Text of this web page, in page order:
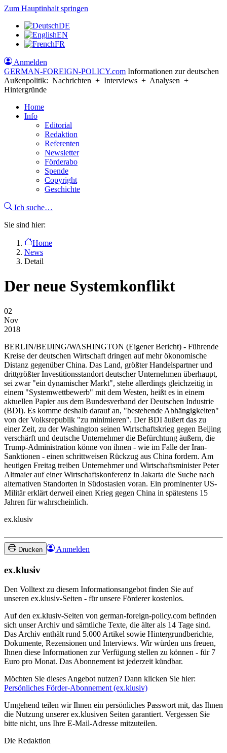
Zum Hauptinhalt springen
DE
EN
FR
Anmelden
GERMAN-FOREIGN-POLICY.com Informationen zur deutschen
Außenpolitik: Nachrichten + Interviews + Analysen +
Hintergründe
Home
Info
Editorial
Redaktion
Referenten
Newsletter
Förderabo
Spende
Copyright
Geschichte
Ich suche…
Sie sind hier:
Home
News
Detail
Der neue Systemkonflikt
02
Nov
2018
BERLIN/BEIJING/WASHINGTON (Eigener Bericht) - Führende
Kreise der deutschen Wirtschaft dringen auf mehr ökonomische
Distanz gegenüber China. Das Land, größter Handelspartner und
drittgrößter Investitionsstandort deutscher Unternehmen überhaupt,
sei zwar "ein dynamischer Markt", stehe allerdings gleichzeitig in
einem "Systemwettbewerb" mit dem Westen, heißt es in einem
aktuellen Papier aus dem Bundesverband der Deutschen Industrie
(BDI). Es komme deshalb darauf an, "bestehende Abhängigkeiten"
von der Volksrepublik "zu minimieren". Der BDI äußert das zu
einer Zeit, zu der Washington seinen Wirtschaftskrieg gegen Beijing
verschärft und deutsche Unternehmer die Befürchtung äußern, die
Trump-Administration könne von ihnen - wie im Falle der Iran-
Sanktionen - einen schrittweisen Rückzug aus China fordern. Am
heutigen Freitag treiben Unternehmer und Wirtschaftsminister Peter
Altmaier auf einer Wirtschaftskonferenz in Jakarta die Suche nach
alternativen Standorten in Südostasien voran. Ein prominenter US-
Militär erklärt derweil einen Krieg gegen China in spätestens 15
Jahren für wahrscheinlich.
ex.klusiv
Drucken Anmelden
ex.klusiv
Den Volltext zu diesem Informationsangebot finden Sie auf
unseren ex.klusiv-Seiten - für unsere Förderer kostenlos.
Auf den ex.klusiv-Seiten von german-foreign-policy.com befinden
sich unser Archiv und sämtliche Texte, die älter als 14 Tage sind.
Das Archiv enthält rund 5.000 Artikel sowie Hintergrundberichte,
Dokumente, Rezensionen und Interviews. Wir würden uns freuen,
Ihnen diese Informationen zur Verfügung stellen zu können - für 7
Euro pro Monat. Das Abonnement ist jederzeit kündbar.
Möchten Sie dieses Angebot nutzen? Dann klicken Sie hier:
Persönliches Förder-Abonnement (ex.klusiv)
Umgehend teilen wir Ihnen ein persönliches Passwort mit, das Ihnen
die Nutzung unserer ex.klusiven Seiten garantiert. Vergessen Sie
bitte nicht, uns Ihre E-Mail-Adresse mitzuteilen.
Die Redaktion